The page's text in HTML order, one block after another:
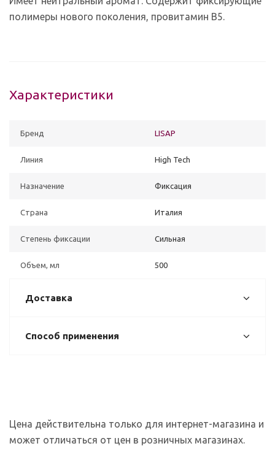
полимеры нового поколения, провитамин В5.
Характеристики
Бренд LISAP
Линия High Tech
Назначение Фиксация
Страна Италия
Степень фиксации Сильная
Объем, мл 500
Доставка
Способ применения
Цена действительна только для интернет-магазина и
может отличаться от цен в розничных магазинах.